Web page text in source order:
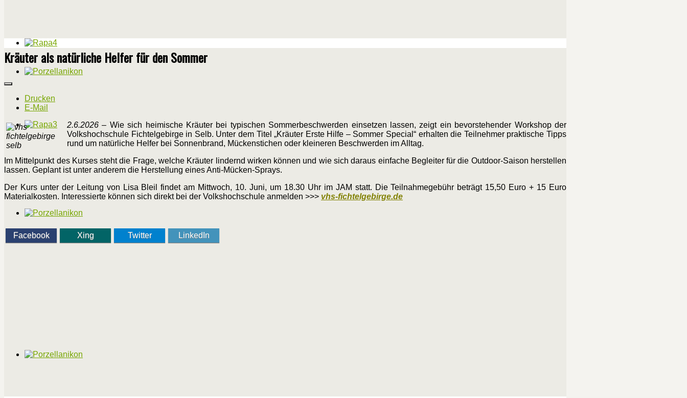
Kräuter als natürliche Helfer für den Sommer
Drucken
E-Mail
2.6.2026 – Wie sich heimische Kräuter bei typischen Sommerbeschwerden einsetzen lassen, zeigt ein bevorstehender Workshop der
Volkshochschule Fichtelgebirge in Selb. Unter dem Titel „Kräuter Erste Hilfe – Sommer Special“ erhalten die Teilnehmer praktische Tipps
rund um natürliche Helfer bei Sonnenbrand, Mückenstichen oder kleineren Beschwerden im Alltag.
Im Mittelpunkt des Kurses steht die Frage, welche Kräuter lindernd wirken können und wie sich daraus einfache Begleiter für die Outdoor-Saison herstellen
lassen. Geplant ist unter anderem die Herstellung eines Anti-Mücken-Sprays.
Der Kurs unter der Leitung von Lisa Bleil findet am Mittwoch, 10. Juni, um 18.30 Uhr im JAM statt. Die Teilnahmegebühr beträgt 15,50 Euro + 15 Euro
Materialkosten. Interessierte können sich direkt bei der Volkshochschule anmelden >>> vhs-fichtelgebirge.de
Facebook Xing Twitter LinkedIn